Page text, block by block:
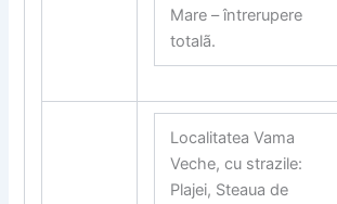
Mare – întrerupere
totalã.
Localitatea Vama
Veche, cu strazile:
Plajei, Steaua de